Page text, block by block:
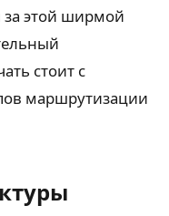
за этой ширмой
стоит с
маршрутизации